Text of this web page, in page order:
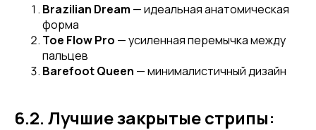
Brazilian Dream — идеальная анатомическая
форма
Toe Flow Pro — усиленная перемычка между
пальцев
Barefoot Queen — минималистичный дизайн
6.2. Лучшие закрытые стрипы: